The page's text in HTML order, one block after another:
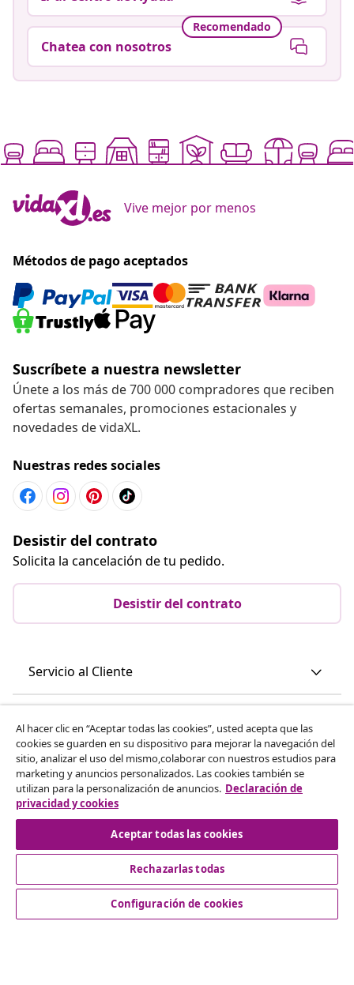
Recomendado
Chatea con nosotros
Vive mejor por menos
Métodos de pago aceptados
Suscríbete a nuestra newsletter
Únete a los más de 700 000 compradores que reciben
ofertas semanales, promociones estacionales y
novedades de vidaXL.
Nuestras redes sociales
Desistir del contrato
Solicita la cancelación de tu pedido.
Desistir del contrato
Servicio al Cliente
vidaXL
Descubre mas
Al hacer clic en “Aceptar todas las cookies”, usted acepta que las
cookies se guarden en su dispositivo para mejorar la navegación del
sitio, analizar el uso del mismo,colaborar con nuestros estudios para
marketing y anuncios personalizados. Las cookies también se
utilizan para la personalización de anuncios. Declaración de
privacidad y cookies
Aceptar todas las cookies
Rechazarlas todas
Configuración de cookies